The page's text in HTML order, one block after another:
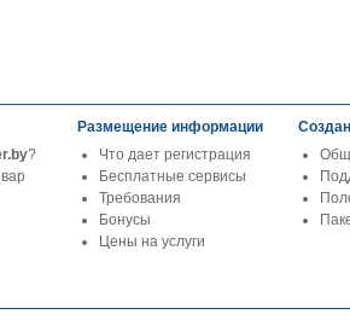
?
Размещение информации
Что дает регистрация
Бесплатные сервисы
Требования
Бонусы
Цены на услуги